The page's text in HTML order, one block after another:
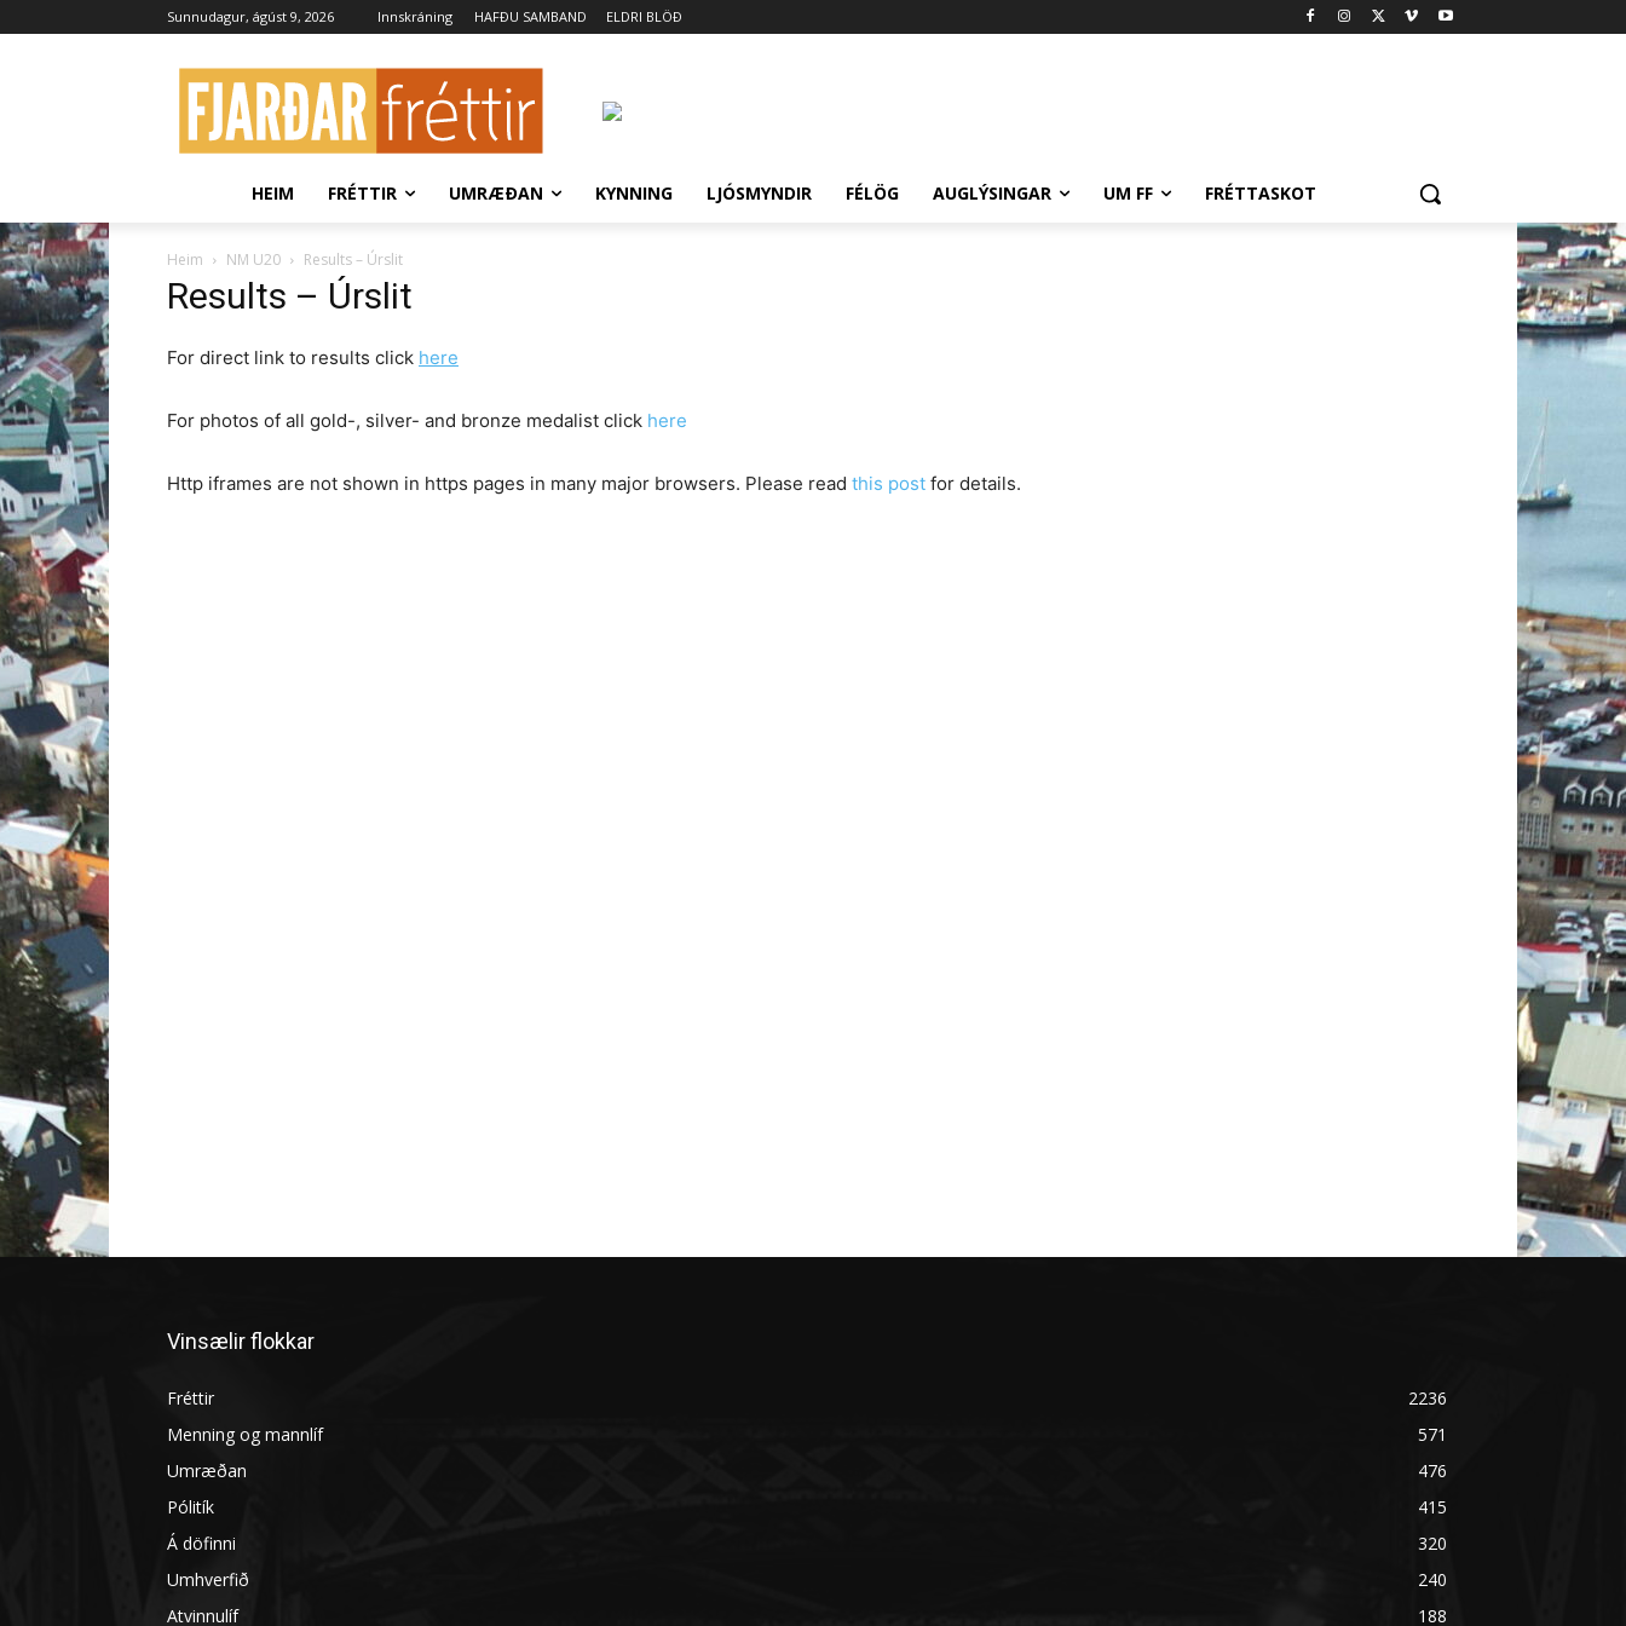
Sunnudagur, ágúst 9, 2026 Innskráning HAFÐU SAMBAND ELDRI BLÖÐ
HEIM FRÉTTIR UMRÆÐAN KYNNING LJÓSMYNDIR FÉLÖG AUGLÝSINGAR UM FF FRÉTTASKOT
Heim NM U20 Results – Úrslit
Results – Úrslit
For direct link to results click here
For photos of all gold-, silver- and bronze medalist click here
Http iframes are not shown in https pages in many major browsers. Please read this post for details.
Vinsælir flokkar
Fréttir
2236
Menning og mannlíf
571
Umræðan
476
Pólitík
415
Á döfinni
320
Umhverfið
240
Atvinnulíf
188